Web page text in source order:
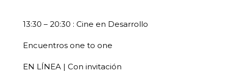
13:30 – 20:30 : Cine en Desarrollo
Encuentros one to one
EN LÍNEA | Con invitación